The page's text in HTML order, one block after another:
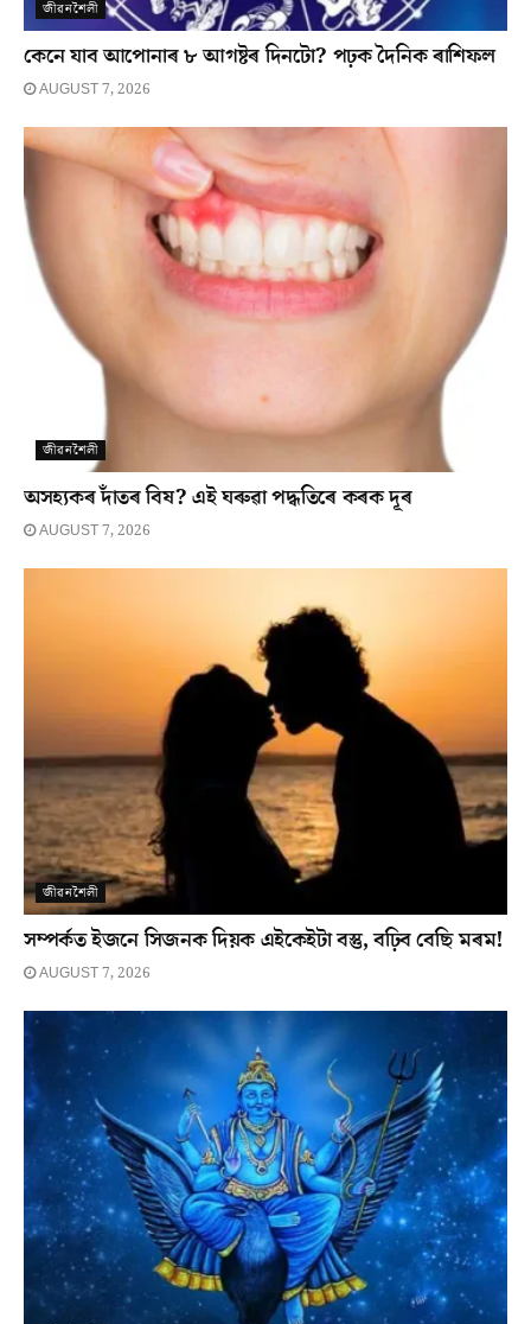
জীৱনশৈলী
কেনে যাব আপোনাৰ ৮ আগষ্টৰ দিনটো? পঢ়ক দৈনিক ৰাশিফল
AUGUST 7, 2026
জীৱনশৈলী
অসহ্যকৰ দাঁতৰ বিষ? এই ঘৰুৱা পদ্ধতিৰে কৰক দূৰ
AUGUST 7, 2026
জীৱনশৈলী
সম্পৰ্কত ইজনে সিজনক দিয়ক এইকেইটা বস্তু, বঢ়িব বেছি মৰম!
AUGUST 7, 2026